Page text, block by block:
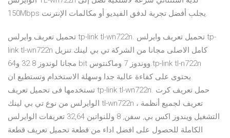
150Mbps يجلب أفضل تجربة لدفق الفيديو أو مكالمات الإنترنت.
تحميل تعريف وايرلس tp-link tl-wn722n. تحميل تعريف وايرلس tp-
link tl-wn722n كامل الاصلى مجانا من الشركة تي بي لينك.تنزيل
مجانا لوندوز 8 32 و64 bit ووندوز 7 وماكنتوس.tp-link tl-n722n
يحتوى على كفاءة عالية جدا وسهلة الاستخدام وتستطيع ان
تستخدمها فى تحميل تعريف tp-link tl-wn722n. حمل تعريف كرت
الوايرلس من نوع تي بي لينك tl-wn722n ، تعريف لجميع أنظمة
التشغيل ويندوز اكس بي, سفن, 8 وللنواتين 32,64 تعريفات الوايرلس
الكاملة للحصول على افضل اداء من قطعة تحميل تعريف قطعة